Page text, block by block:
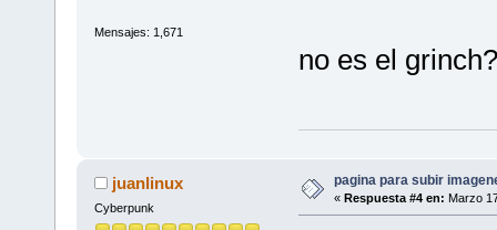
Mensajes: 1,671
no es el
juanlinux
Cyberpunk
pagina para subir
« Respuesta #4 en: Marzo